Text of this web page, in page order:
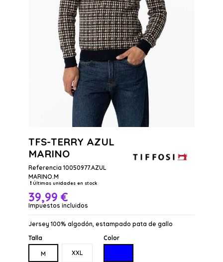
TFS-TERRY AZUL
MARINO
Referencia 10050977.AZUL
MARINO.M
Últimas unidades en stock
39,99 €
Impuestos incluidos
Jersey 100% algodón, estampado pata de gallo
Talla
M XXL
Color